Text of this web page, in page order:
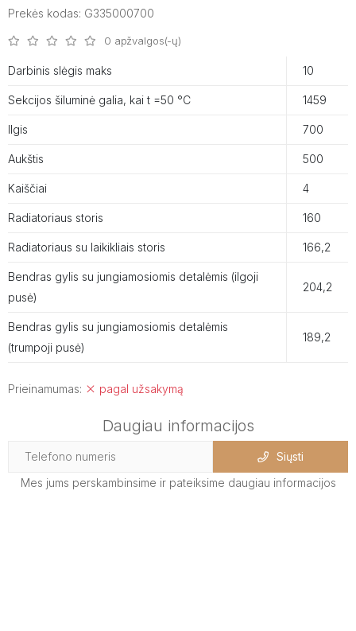
Prekės kodas: G335000700
0 apžvalgos(-ų)
Darbinis slėgis maks 10
Sekcijos šiluminė galia, kai t =50 °C 1459
Ilgis 700
Aukštis 500
Kaiščiai 4
Radiatoriaus storis 160
Radiatoriaus su laikikliais storis 166,2
Bendras gylis su jungiamosiomis detalėmis (ilgoji
pusė)
204,2
Bendras gylis su jungiamosiomis detalėmis
(trumpoji pusė)
189,2
Prieinamumas: pagal užsakymą
Daugiau informacijos
Siųsti
Mes jums perskambinsime ir pateiksime daugiau informacijos